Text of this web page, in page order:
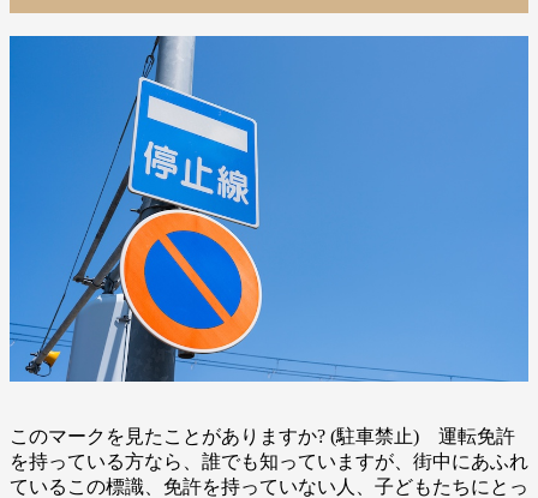
このマークを見たことがありますか? (駐車禁止) 運転免許
を持っている方なら、誰でも知っていますが、街中にあふれ
ているこの標識、免許を持っていない人、子どもたちにとっ